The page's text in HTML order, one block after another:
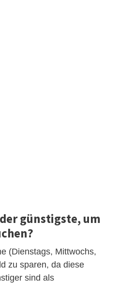
günstigste, um
(Dienstags, Mittwochs,
zu sparen, da diese
sind als